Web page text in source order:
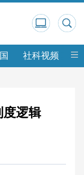
社科视频 中
度逻辑